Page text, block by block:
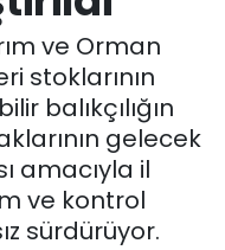
ve Orman
stoklarının
balıkçılığın
gelecek
amacıyla il
ve kontrol
sürdürüyor.
ve Fikstür